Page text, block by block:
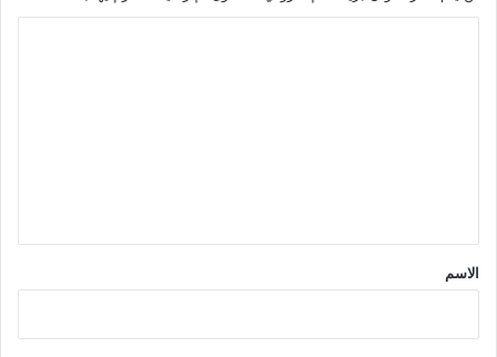
*
الاسم